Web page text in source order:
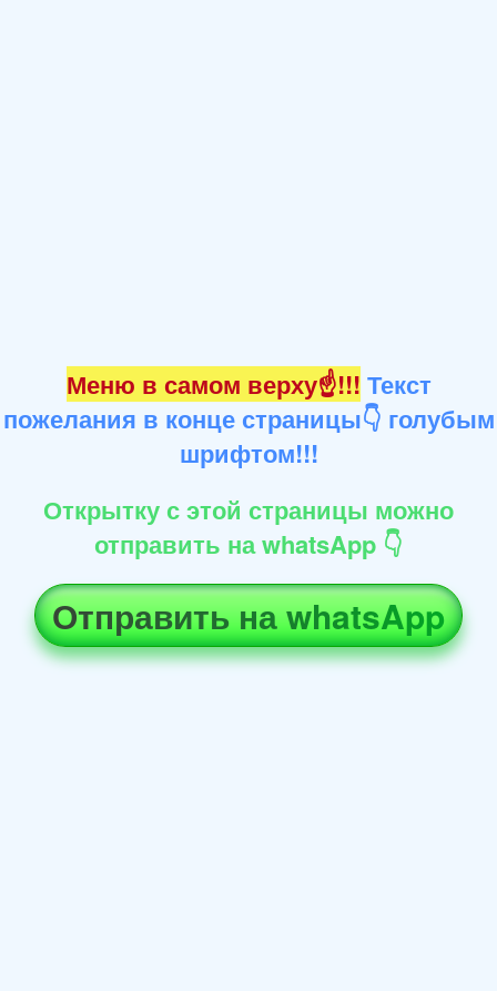
Меню в самом верху☝!!! Текст
пожелания в конце страницы👇 голубым
шрифтом!!!
Открытку с этой страницы можно
отправить на whatsApp 👇
Отправить на whatsApp